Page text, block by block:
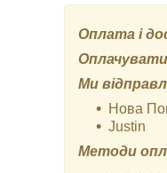
Оплата і
Оплачувати
Ми
Нова
Justin
Методи